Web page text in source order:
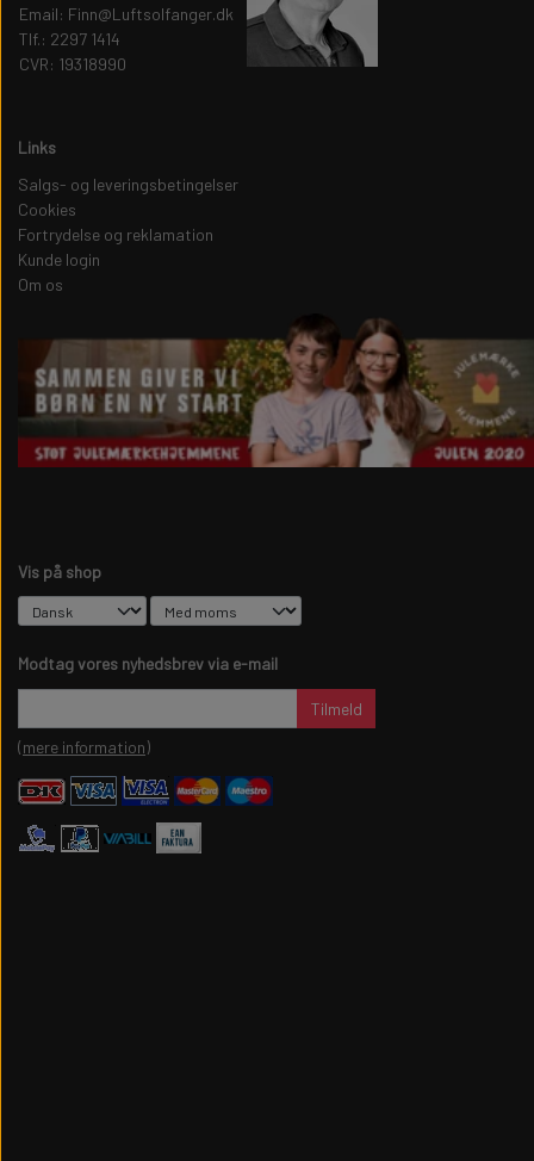
Email: Finn@Luftsolfanger.dk
Tlf.: 2297 1414
CVR: 19318990
Links
Salgs- og leveringsbetingelser
Cookies
Fortrydelse og reklamation
Kunde login
Om os
Vis på shop
Modtag vores nyhedsbrev via e-mail
Tilmeld
(mere information)